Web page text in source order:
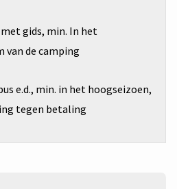
gids, min. In het
van de camping
e.d., min. in het hoogseizoen,
tegen betaling